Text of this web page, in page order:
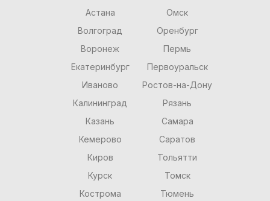
Астана
Волгоград
Воронеж
Екатеринбург
Иваново
Калининград
Казань
Кемерово
Киров
Курск
Кострома
Омск
Оренбург
Пермь
Первоуральск
Ростов-на-Дону
Рязань
Самара
Саратов
Тольятти
Томск
Тюмень